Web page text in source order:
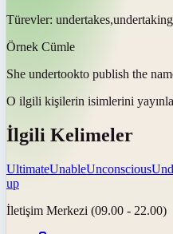
Türevler:
Örnek Cümle
She undertookto publish the
O ilgili kişilerin isimlerini
İlgili Kelimeler
UltimateUnableUnconscious
up
İletişim Merkezi (09.00 - 22.00)